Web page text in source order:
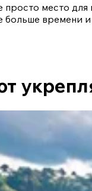
место для
больше времени